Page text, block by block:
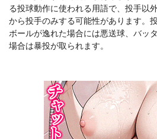
る投球動作に使われる用語で、投手以
から投手のみする可能性があります。
ボールが逸れた場合には悪送球、バッ
場合は暴投が取られます。